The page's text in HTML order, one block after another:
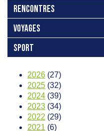
RENCONTRES
VOYAGES
SPORT
2026 (27)
2025 (32)
2024 (39)
2023 (34)
2022 (29)
2021 (6)